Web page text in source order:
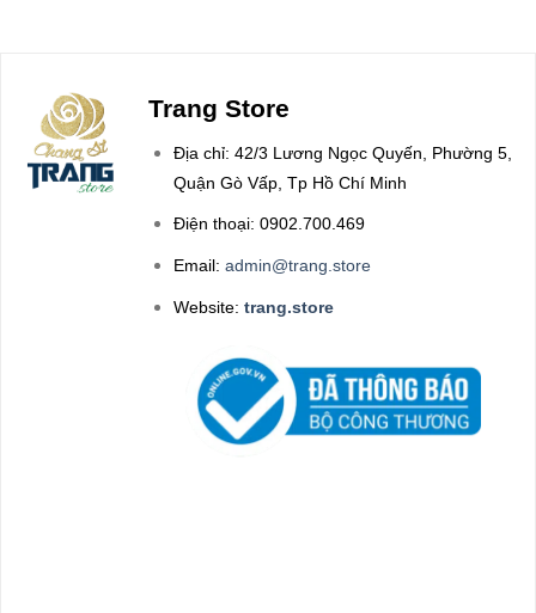
Trang Store
Địa chỉ: 42/3 Lương Ngọc Quyến, Phường 5,
Quận Gò Vấp, Tp Hồ Chí Minh
Điện thoại: 0902.700.469
Email:admin@trang.store
Website:trang.store